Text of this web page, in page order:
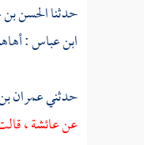
حدثناالحسن بن
ابن عباس:
حدثنيعمران
عنعائشة،